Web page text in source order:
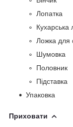
Лопатка
Кухарська
Ложка для
Шумовка
Половник
Підставка
Упаковка
Приховати